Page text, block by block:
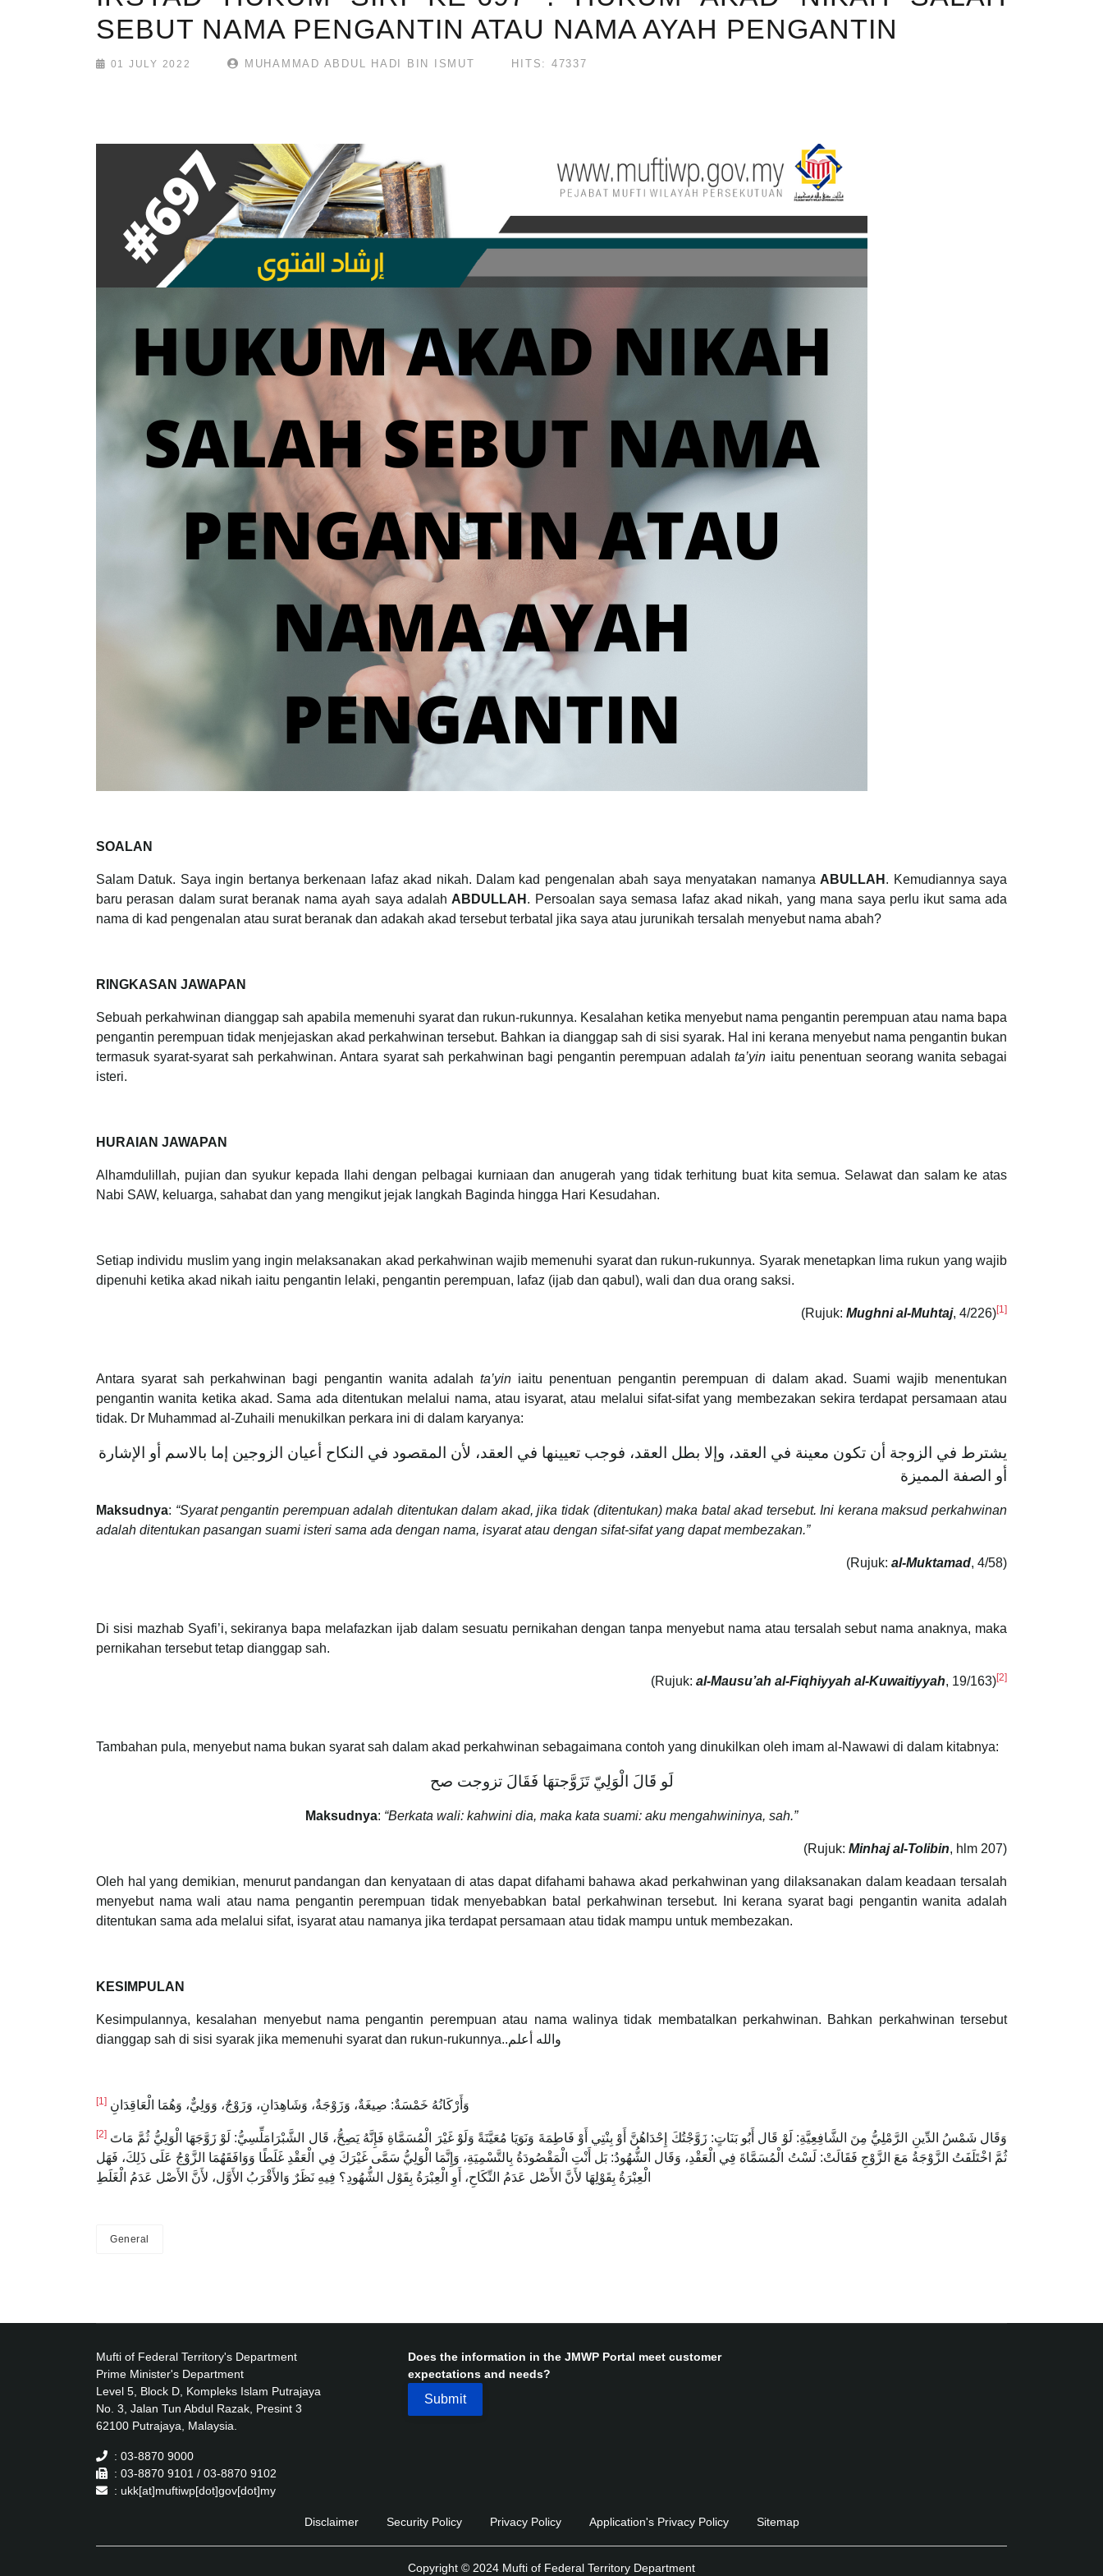
SEBUT NAMA PENGANTIN ATAU NAMA AYAH PENGANTIN
01 JULY 2022 MUHAMMAD ABDUL HADI BIN ISMUT HITS: 47337
SOALAN
Salam Datuk. Saya ingin bertanya berkenaan lafaz akad nikah. Dalam kad pengenalan abah saya menyatakan namanya ABULLAH . Kemudiannya saya
baru perasan dalam surat beranak nama ayah saya adalah ABDULLAH . Persoalan saya semasa lafaz akad nikah, yang mana saya perlu ikut sama ada
nama di kad pengenalan atau surat beranak dan adakah akad tersebut terbatal jika saya atau jurunikah tersalah menyebut nama abah?
RINGKASAN JAWAPAN
Sebuah perkahwinan dianggap sah apabila memenuhi syarat dan rukun-rukunnya. Kesalahan ketika menyebut nama pengantin perempuan atau nama bapa
pengantin perempuan tidak menjejaskan akad perkahwinan tersebut. Bahkan ia dianggap sah di sisi syarak. Hal ini kerana menyebut nama pengantin bukan
termasuk syarat-syarat sah perkahwinan. Antara syarat sah perkahwinan bagi pengantin perempuan adalahta’yin iaitu penentuan seorang wanita sebagai
isteri.
HURAIAN JAWAPAN
Alhamdulillah, pujian dan syukur kepada Ilahi dengan pelbagai kurniaan dan anugerah yang tidak terhitung buat kita semua. Selawat dan salam ke atas
Nabi SAW, keluarga, sahabat dan yang mengikut jejak langkah Baginda hingga Hari Kesudahan.
Setiap individu muslim yang ingin melaksanakan akad perkahwinan wajib memenuhi syarat dan rukun-rukunnya. Syarak menetapkan lima rukun yang wajib
dipenuhi ketika akad nikah iaitu pengantin lelaki, pengantin perempuan, lafaz (ijab dan qabul), wali dan dua orang saksi.
(Rujuk: Mughni al-Muhtaj, 4/226)[1]
Antara syarat sah perkahwinan bagi pengantin wanita adalahta’yin iaitu penentuan pengantin perempuan di dalam akad. Suami wajib menentukan
pengantin wanita ketika akad. Sama ada ditentukan melalui nama, atau isyarat, atau melalui sifat-sifat yang membezakan sekira terdapat persamaan atau
tidak. Dr Muhammad al-Zuhaili menukilkan perkara ini di dalam karyanya:
يشترط في الزوجة أن تكون معينة في العقد، وإلا بطل العقد، فوجب تعيينها في العقد، لأن المقصود في النكاح أعيان الزوجين إما بالاسم أو الإشارة
أو الصفة المميزة
Maksudnya: “Syarat pengantin perempuan adalah ditentukan dalam akad, jika tidak (ditentukan) maka batal akad tersebut. Ini kerana maksud perkahwinan
adalah ditentukan pasangan suami isteri sama ada dengan nama, isyarat atau dengan sifat-sifat yang dapat membezakan.”
(Rujuk: al-Muktamad, 4/58)
Di sisi mazhab Syafi’i, sekiranya bapa melafazkan ijab dalam sesuatu pernikahan dengan tanpa menyebut nama atau tersalah sebut nama anaknya, maka
pernikahan tersebut tetap dianggap sah.
(Rujuk: al-Mausu’ah al-Fiqhiyyah al-Kuwaitiyyah, 19/163)[2]
Tambahan pula, menyebut nama bukan syarat sah dalam akad perkahwinan sebagaimana contoh yang dinukilkan oleh imam al-Nawawi di dalam kitabnya:
لَو ‌قَالَ ‌الْوَلِيّ ‌تَزَوَّجتهَا فَقَالَ تزوجت صح
Maksudnya: “Berkata wali: kahwini dia, maka kata suami: aku mengahwininya, sah.”
(Rujuk: Minhaj al-Tolibin, hlm 207)
Oleh hal yang demikian, menurut pandangan dan kenyataan di atas dapat difahami bahawa akad perkahwinan yang dilaksanakan dalam keadaan tersalah
menyebut nama wali atau nama pengantin perempuan tidak menyebabkan batal perkahwinan tersebut. Ini kerana syarat bagi pengantin wanita adalah
ditentukan sama ada melalui sifat, isyarat atau namanya jika terdapat persamaan atau tidak mampu untuk membezakan.
KESIMPULAN
Kesimpulannya, kesalahan menyebut nama pengantin perempuan atau nama walinya tidak membatalkan perkahwinan. Bahkan perkahwinan tersebut
dianggap sah di sisi syarak jika memenuhi syarat dan rukun-rukunnya..والله أعلم
[1] وَأَرْكَانُهُ خَمْسَةٌ: صِيغَةٌ، وَزَوْجَةٌ، وَشَاهِدَانِ، وَزَوْجٌ، وَوَلِيٌّ، وَهُمَا الْعَاقِدَانِ
[2]
ثُمَّ اخْتَلَفَتُ الزَّوْجَةُ مَعَ الزَّوْجِ فَقَالَتْ: لَسْتُ الْمُسَمَّاةَ فِي الْعَقْدِ، وَقَال الشُّهُودُ: بَل أَنْتِ الْمَقْصُودَةُ بِالتَّسْمِيَةِ، وَإِنَّمَا الْوَلِيُّ سَمَّى غَيْرَكَ فِي الْعَقْدِ غَلَطًا وَوَافَقَهُمَا الزَّوْجُ عَلَى ذَلِكَ، فَهَل
الْعِبْرَةُ بِقَوْلِهَا لأَنَّ الأَصْل عَدَمُ النِّكَاحِ، أَوِ الْعِبْرَةُ بِقَوْل الشُّهُودِ؟ فِيهِ نَظَرٌ وَالأَقْرَبُ الأَوَّل، لأَنَّ الأَصْل عَدَمُ الْغَلَطِ
General
Mufti of Federal Territory's Department
Prime Minister's Department
Level 5, Block D, Kompleks Islam Putrajaya
No. 3, Jalan Tun Abdul Razak, Presint 3
62100 Putrajaya, Malaysia.
: 03-8870 9000
: 03-8870 9101 / 03-8870 9102
: ukk[at]muftiwp[dot]gov[dot]my
Does the information in the JMWP Portal meet customer
expectations and needs?
Disclaimer Security Policy Privacy Policy Application's Privacy Policy Sitemap
Copyright © 2024 Mufti of Federal Territory Department